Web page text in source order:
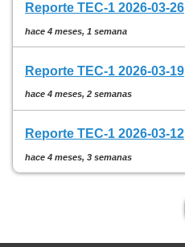
Reporte TEC-1 2026-03-26
hace 4 meses, 1 semana
Reporte TEC-1 2026-03-19
hace 4 meses, 2 semanas
Reporte TEC-1 2026-03-12
hace 4 meses, 3 semanas